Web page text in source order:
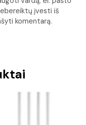
įvesti iš
komentarą.